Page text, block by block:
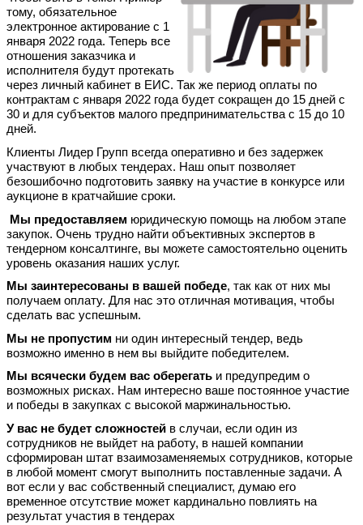
тому, обязательное
электронное актирование с 1
января 2022 года. Теперь все
отношения заказчика и
исполнителя будут протекать
через личный кабинет в ЕИС. Так же период оплаты по
контрактам с января 2022 года будет сокращен до 15 дней с
30 и для субъектов малого предпринимательства с 15 до 10
дней.
Клиенты Лидер Групп всегда оперативно и без задержек
участвуют в любых тендерах. Наш опыт позволяет
безошибочно подготовить заявку на участие в конкурсе или
аукционе в кратчайшие сроки.
Мы предоставляем юридическую помощь на любом этапе
закупок. Очень трудно найти объективных экспертов в
тендерном консалтинге, вы можете самостоятельно оценить
уровень оказания наших услуг.
Мы заинтересованы в вашей победе, так как от них мы
получаем оплату. Для нас это отличная мотивация, чтобы
сделать вас успешным.
Мы не пропустим ни один интересный тендер, ведь
возможно именно в нем вы выйдите победителем.
Мы всячески будем вас оберегать и предупредим о
возможных рисках. Нам интересно ваше постоянное участие
и победы в закупках с высокой маржинальностью.
У вас не будет сложностей в случаи, если один из
сотрудников не выйдет на работу, в нашей компании
сформирован штат взаимозаменяемых сотрудников, которые
в любой момент смогут выполнить поставленные задачи. А
вот если у вас собственный специалист, думаю его
временное отсутствие может кардинально повлиять на
результат участия в тендерах